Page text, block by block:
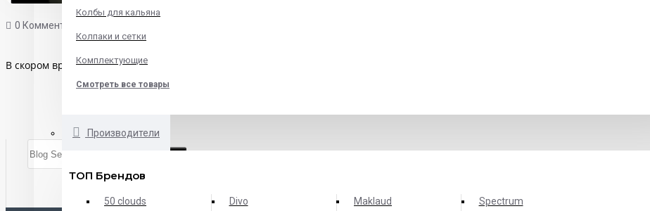
Колбы для кальяна
Колпаки и сетки
Комплектующие
Смотреть все товары
Производители
ТОП Брендов
50 clouds
Divo
Maklaud
Spectrum
0 Комментариев
В скором времени мы добавим список наших рекомендаций по кальянным с коротким описанием.